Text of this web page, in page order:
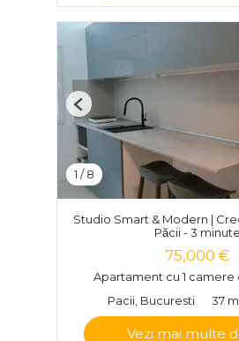
1 /8
Previous
Studio Smart & Modern |
Păcii - 3 minute
75,000 €
Apartament cu 1 camere
Pacii, Bucuresti
37
Vezi mai multe